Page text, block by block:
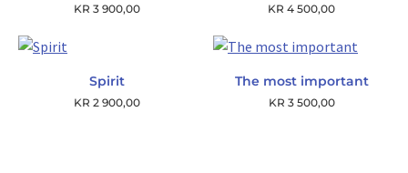
KR 3 900,00 KR 4 500,00
Spirit
KR 2 900,00
The most important
KR 3 500,00